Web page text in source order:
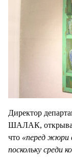
Директор
ШАЛАК,
что «перед жюри
поскольку среди